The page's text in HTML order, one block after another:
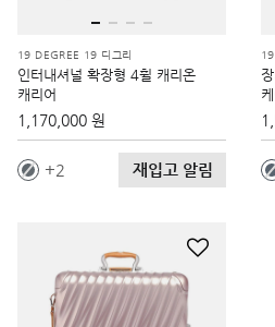
19 DEGREE 19 디그리
인터내셔널 확장형 4휠 캐리온
캐리어
1,170,000 원
2 재입고 알림